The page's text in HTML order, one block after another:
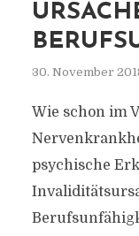
30. November
Wie schon im
psychische